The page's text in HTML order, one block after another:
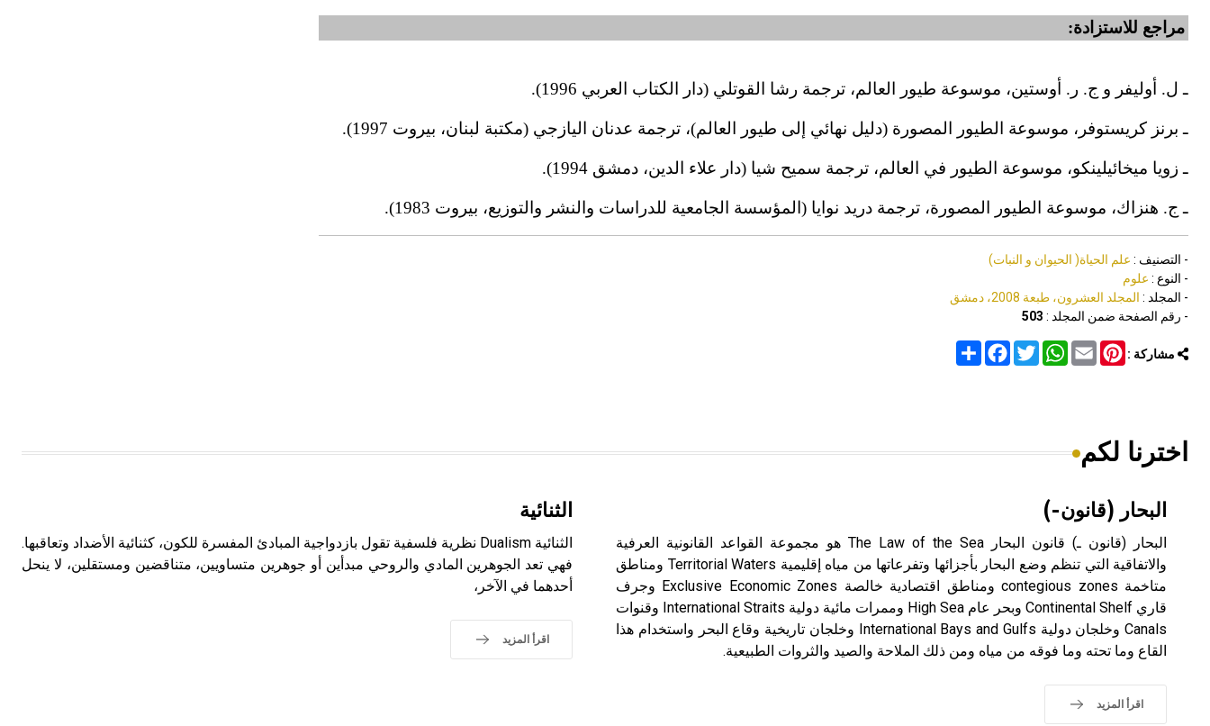
مراجع للاستزادة:
ـ ل. أوليفر و ج. ر. أوستين، موسوعة طيور العالم، ترجمة رشا القوتلي (دار الكتاب العربي 1996).
ـ برنز كريستوفر، موسوعة الطيور المصورة (دليل نهائي إلى طيور العالم)، ترجمة عدنان اليازجي (مكتبة لبنان، بيروت 1997).
ـ زويا ميخائيلينكو، موسوعة الطيور في العالم، ترجمة سميح شيا (دار علاء الدين، دمشق 1994).
ـ ج. هنزاك، موسوعة الطيور المصورة، ترجمة دريد نوايا (المؤسسة الجامعية للدراسات والنشر والتوزيع، بيروت 1983).
- التصنيف : علم الحياة( الحيوان و النبات)
- النوع : علوم
- المجلد : المجلد العشرون، طبعة 2008، دمشق
- رقم الصفحة ضمن المجلد : 503
مشاركة : Share
FacebookTwitter
WhatsAppEmail
Pinterest
اخترنا لكم
البحار (قانون-)
البحار (قانون ـ) قانون البحار The Law of the Sea هو مجموعة القواعد القانونية العرفية
والاتفاقية التي تنظم وضع البحار بأجزائها وتفرعاتها من مياه إقليمية Territorial Waters ومناطق
متاخمة contegious zones ومناطق اقتصادية خالصة Exclusive Economic Zones وجرف
قاري Continental Shelf وبحر عام High Sea وممرات مائية دولية International Straits وقنوات
Canals وخلجان دولية International Bays and Gulfs وخلجان تاريخية وقاع البحر واستخدام هذا
القاع وما تحته وما فوقه من مياه ومن ذلك الملاحة والصيد والثروات الطبيعية.
اقرأ المزيد
الثنائية
الثنائية Dualism نظرية فلسفية تقول بازدواجية المبادئ المفسرة للكون، كثنائية الأضداد وتعاقبها.
فهي تعد الجوهرين المادي والروحي مبدأين أو جوهرين متساويين، متناقضين ومستقلين، لا ينحل
أحدهما في الآخر،
اقرأ المزيد